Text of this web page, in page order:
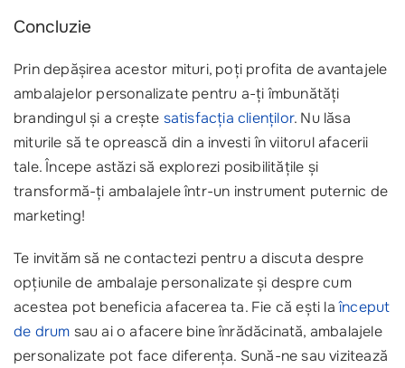
Concluzie
Prin depășirea acestor mituri, poți profita de avantajele
ambalajelor personalizate pentru a-ți îmbunătăți
brandingul și a crește satisfacția clienților. Nu lăsa
miturile să te oprească din a investi în viitorul afacerii
tale. Începe astăzi să explorezi posibilitățile și
transformă-ți ambalajele într-un instrument puternic de
marketing!
Te invităm să ne contactezi pentru a discuta despre
opțiunile de ambalaje personalizate și despre cum
acestea pot beneficia afacerea ta. Fie că ești laînceput
de drum sau ai o afacere bine înrădăcinată, ambalajele
personalizate pot face diferența. Sună-ne sau vizitează